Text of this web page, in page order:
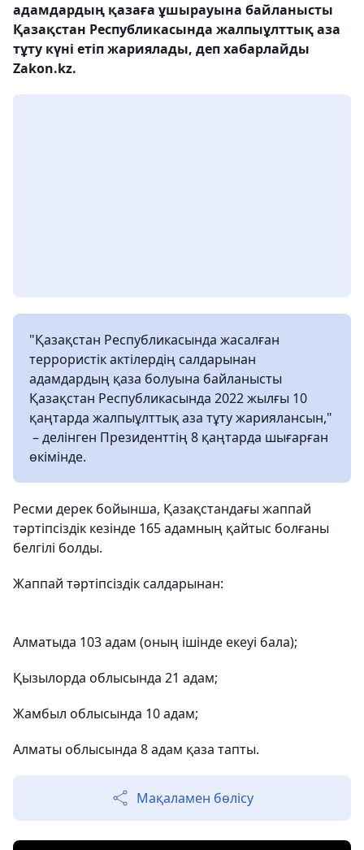
адамдардың қазаға ұшырауына байланысты
Қазақстан Республикасында жалпыұлттық аза
тұту күні етіп жариялады, деп хабарлайды
Zakon.kz.
"Қазақстан Республикасында жасалған
террористік актілердің салдарынан
адамдардың қаза болуына байланысты
Қазақстан Республикасында 2022 жылғы 10
қаңтарда жалпыұлттық аза тұту жариялансын,"
– делінген Президенттің 8 қаңтарда шығарған
өкімінде.
Ресми дерек бойынша, Қазақстандағы жаппай
тәртіпсіздік кезінде 165 адамның қайтыс болғаны
белгілі болды.
Жаппай тәртіпсіздік салдарынан:
Алматыда 103 адам (оның ішінде екеуі бала);
Қызылорда облысында 21 адам;
Жамбыл облысында 10 адам;
Алматы облысында 8 адам қаза тапты.
Мақаламен бөлісу